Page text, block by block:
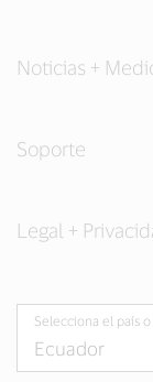
Noticias +
Soporte
Legal +
Selecciona el país